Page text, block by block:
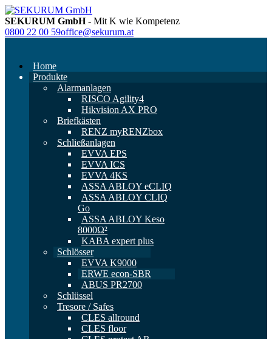
SEKURUM GmbH- Mit K wie Kompetenz
0800 22 00 59office@sekurum.at
Home
Produkte
Alarmanlagen
RISCO Agility4
Hikvision AX PRO
Briefkästen
RENZ myRENZbox
Schließanlagen
EVVA EPS
EVVA ICS
EVVA 4KS
ASSA ABLOY eCLIQ
ASSA ABLOY CLIQ
Go
ASSA ABLOY Keso
8000Ω²
KABA expert plus
Schlösser
EVVA K9000
ERWE econ-SBR
ABUS PR2700
Schlüssel
Tresore / Safes
CLES allround
CLES floor